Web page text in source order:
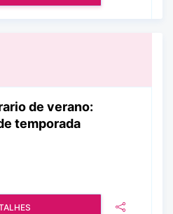
de verano:
temporada